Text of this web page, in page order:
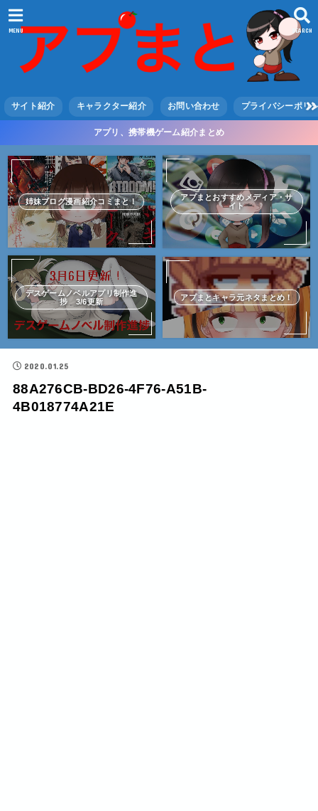
SEARCH
MENU
サイト紹介 キャラクター紹介 お問い合わせ プライバシーポリ
アプリ、携帯機ゲーム紹介まとめ
姉妹ブログ漫画紹介コミまと！
アプまとおすすめメディア・サ
イト
デスゲームノベルアプリ制作進
捗 3/6更新
アプまとキャラ元ネタまとめ！
2020.01.25
88A276CB-BD26-4F76-A51B-
4B018774A21E